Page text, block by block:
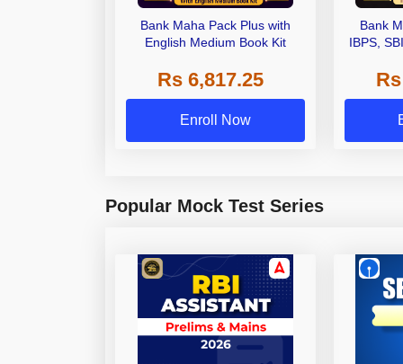
Bank Maha Pack Plus with
English Medium Book Kit
Rs 6,817.25
Enroll Now
Bank
IBPS,
Other
Popular Mock Test Series